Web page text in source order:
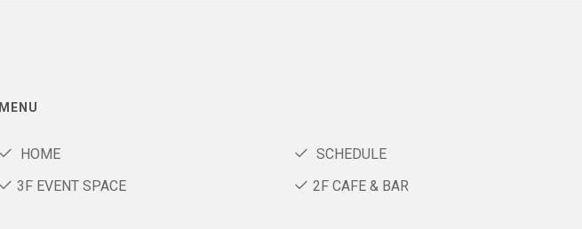
MENU
HOME
SCHEDULE
3F EVENT SPACE
2F CAFE & BAR